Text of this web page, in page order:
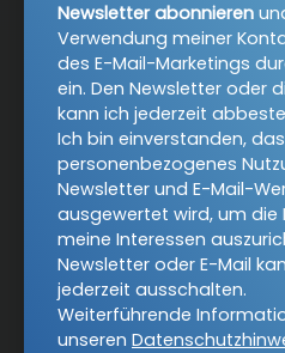
AGB und
Barrierefreiheit
Vertrag
Abo online
Newsletter abonnieren
Verwendung meiner
des E-Mail-Marketings
ein. Den Newsletter oder
kann ich jederzeit
Ich bin einverstanden,
personenbezogenes
Newsletter und E-Mail-
ausgewertet wird, um die
meine Interessen
Newsletter oder E-Mail
jederzeit ausschalten.
Weiterführende
unseren